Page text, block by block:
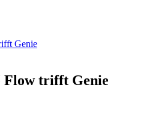
trifft Genie